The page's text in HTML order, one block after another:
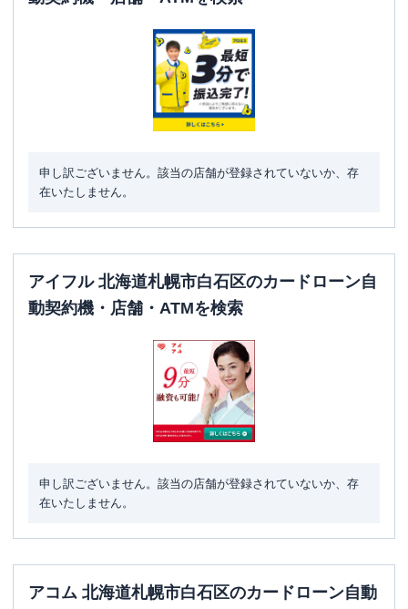
申し訳ございません。該当の店舗が登録されていないか、存
在いたしません。
アイフル 北海道札幌市白石区のカードローン自
動契約機・店舗・ATMを検索
申し訳ございません。該当の店舗が登録されていないか、存
在いたしません。
アコム 北海道札幌市白石区のカードローン自動